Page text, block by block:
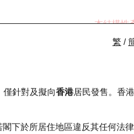
本結構性
ol-
繁 /
僅針對及擬向香港居民發售。香
下於所居住地區違反其任何法